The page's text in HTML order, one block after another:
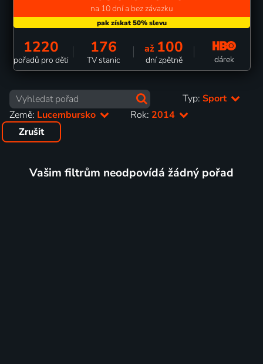
na 10 dní a bez závazku
1220
pořadů pro děti
176
TV stanic
až 100
dní zpětně dárek
Typ: Sport
Země: Lucembursko Rok: 2014
Zrušit
Vašim filtrům neodpovídá žádný pořad